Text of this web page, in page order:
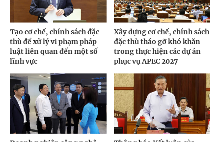
Tạo cơ chế, chính sách đặc
thù để xử lý vi phạm pháp
luật liên quan đến một số
lĩnh vực
Xây dựng cơ chế, chính sách
đặc thù tháo gỡ khó khăn
trong thực hiện các dự án
phục vụ APEC 2027